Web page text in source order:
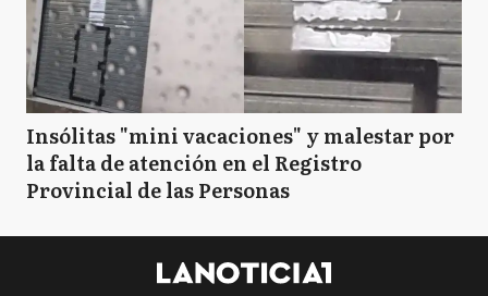
Insólitas "mini vacaciones" y malestar por
la falta de atención en el Registro
Provincial de las Personas